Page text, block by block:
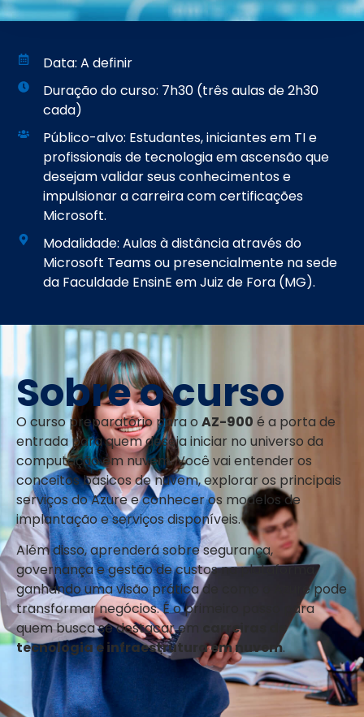
Data: A definir
Duração do curso: 7h30 (três aulas de 2h30
cada)
Público-alvo: Estudantes, iniciantes em TI e
profissionais de tecnologia em ascensão que
desejam validar seus conhecimentos e
impulsionar a carreira com certificações
Microsoft.
Modalidade: Aulas à distância através do
Microsoft Teams ou presencialmente na sede
da Faculdade EnsinE em Juiz de Fora (MG).
Sobre o curso
O curso preparatório para o AZ-900 é a porta de
entrada para quem deseja iniciar no universo da
computação em nuvem. Você vai entender os
conceitos básicos de nuvem, explorar os principais
serviços do Azure e conhecer os modelos de
implantação e serviços disponíveis.
Além disso, aprenderá sobre segurança,
governança e gestão de custos na plataforma,
ganhando uma visão prática de como o Azure pode
transformar negócios. É o primeiro passo para
quem busca se destacar em
carreiras de
tecnologia e infraestrutura em nuvem.